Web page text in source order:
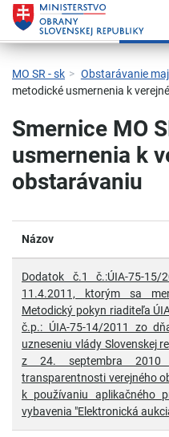
Skočiť na hlavnú navigáciu
Skočiť na obsah
Skočiť na bočný panel
Skočiť na pätičku
Kontakt
Prehlásenie o prístupnosti
MO SR - sk Obstarávanie
metodické usmernenia k
Smernice MO
usmernenia k
obstarávaniu
Názov
Dodatok č.1 č.:ÚIA-75-
11.4.2011, ktorým sa
Metodický pokyn riaditeľa
č.p.: ÚIA-75-14/2011 zo
uzneseniu vlády Slovenskej
z 24. septembra 2010
transparentnosti verejného
k používaniu aplikačného
vybavenia "Elektronická